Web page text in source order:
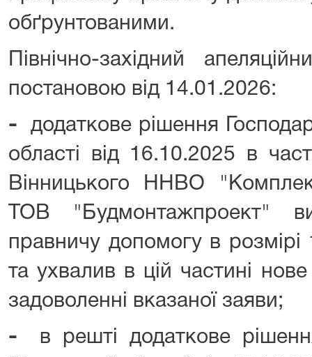
обґрунтованими.
Північно-західний
постановою від 14.01.2026:
- додаткове рішення
області від 16.10.2025 в
Вінницького ННВО
ТОВ "Будмонтажпроект"
правничу допомогу в
та ухвалив в цій частині
задоволенні вказаної заяви;
- в решті додаткове